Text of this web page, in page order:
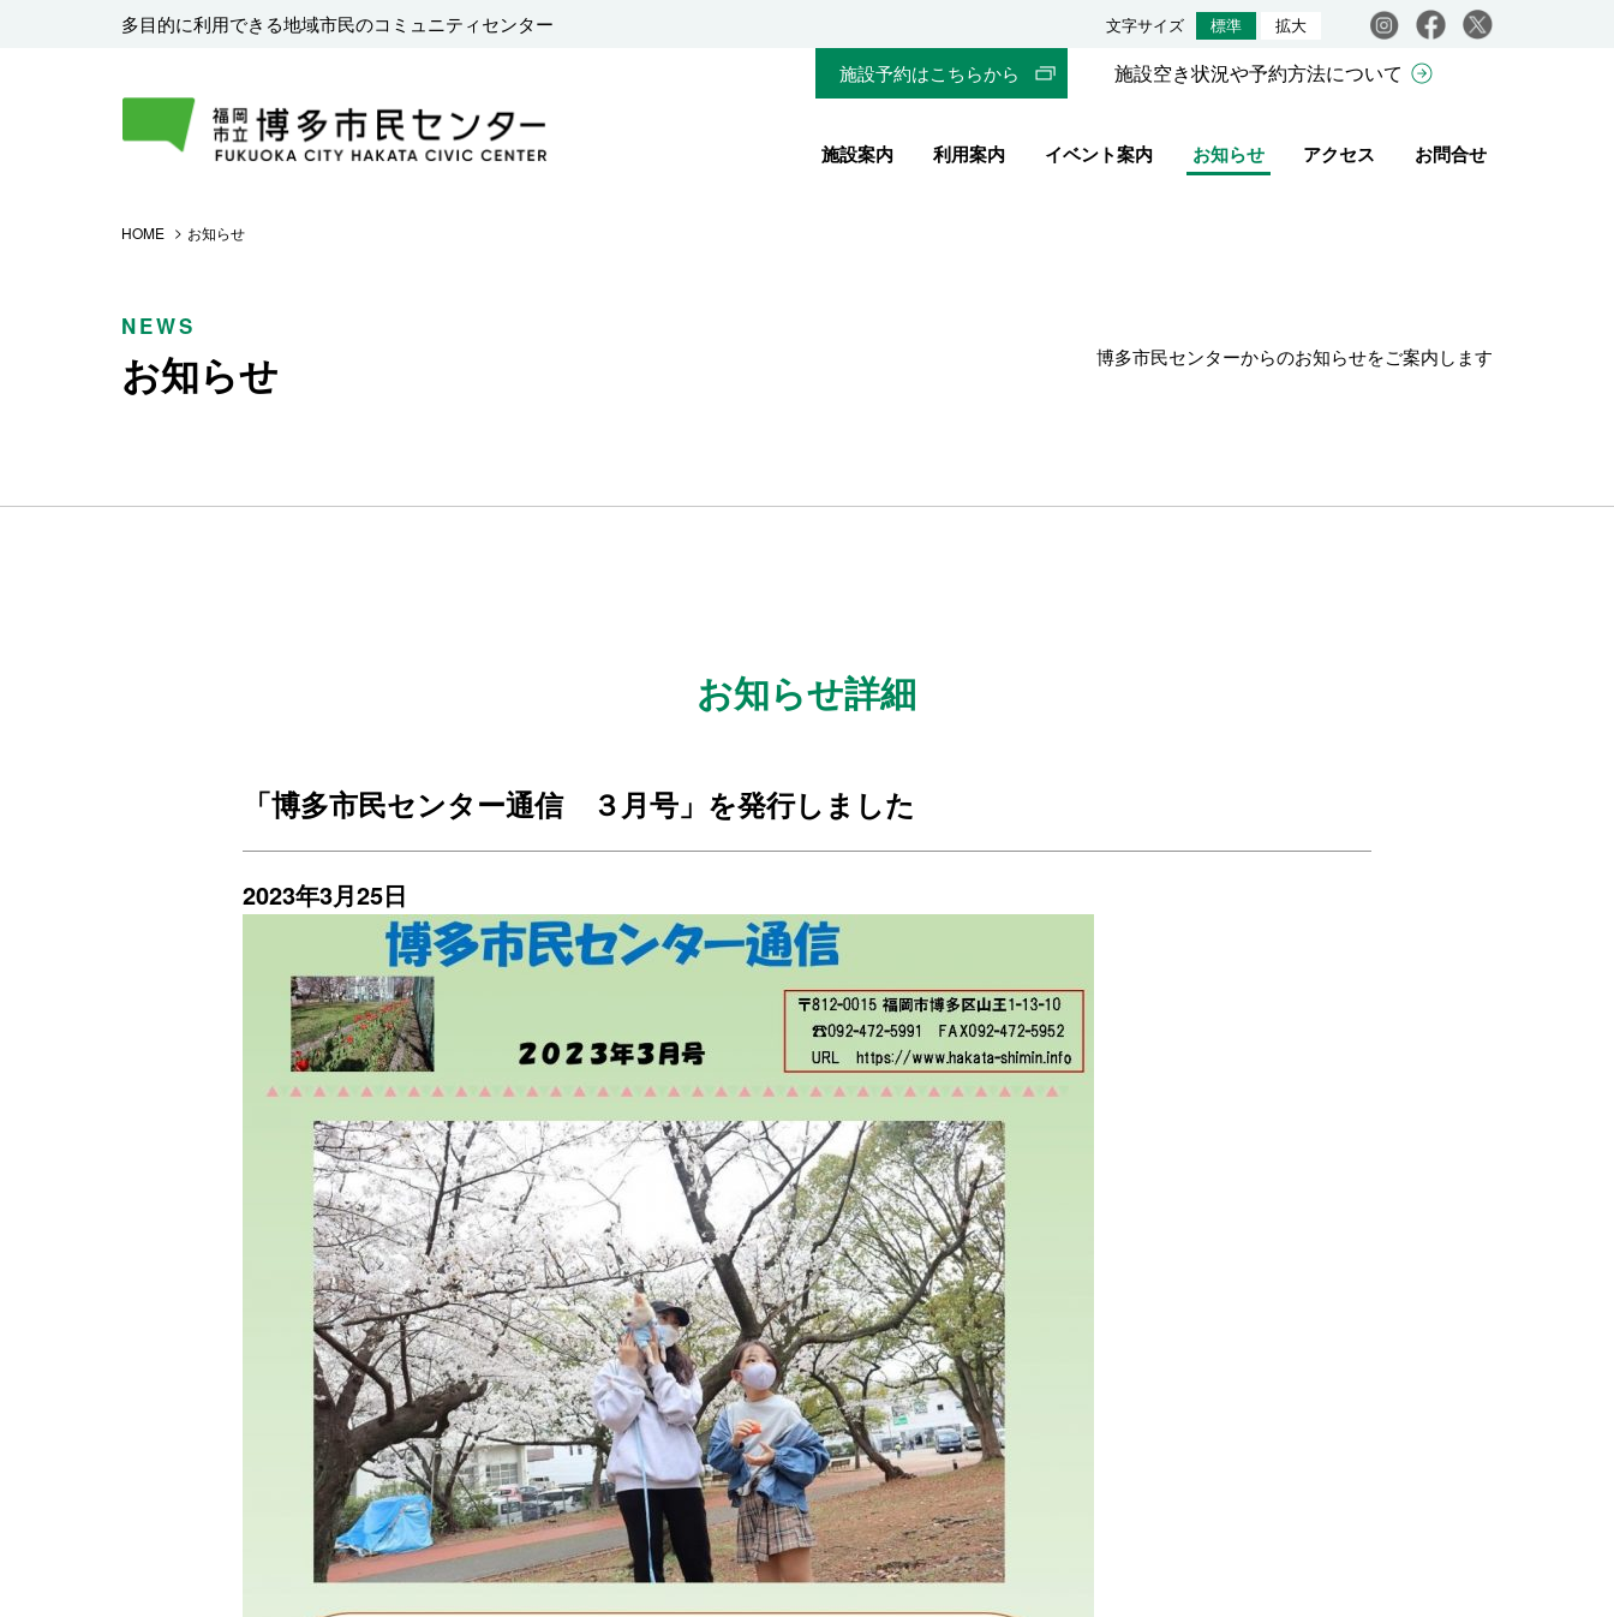
多目的に利用できる地域市民のコミュニティセンター 文字サイズ 標準 拡大 Instagramfacebook
施設予約はこちらから
施設空き状況や予約方法について
施設案内 利用案内 イベント案内 お知らせ アクセス お問合せ
HOME お知らせ
NEWS
お知らせ 博多市民センターからのお知らせをご案内します
お知らせ詳細
「博多市民センター通信 ３月号」を発行しました
2023年3月25日